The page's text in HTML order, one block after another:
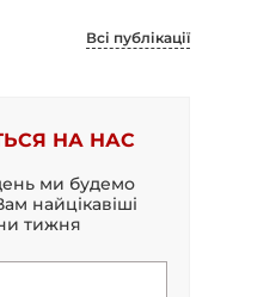
Всі публікації
НА НАС
ми будемо
найцікавіші
тижня